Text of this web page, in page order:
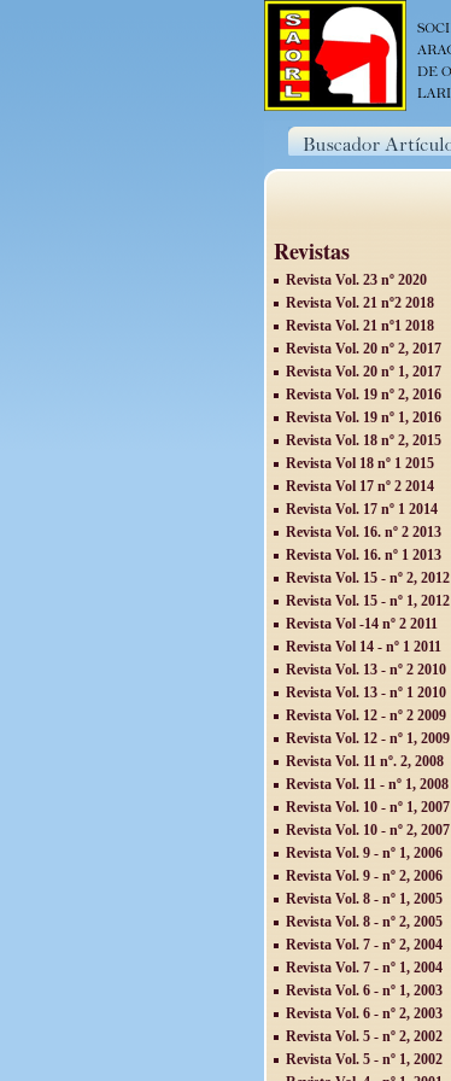
Revistas
Revista Vol. 23 nº 2020
Revista Vol. 21 nº2 2018
Revista Vol. 21 nº1 2018
Revista Vol. 20 nº 2, 2017
Revista Vol. 20 nº 1, 2017
Revista Vol. 19 nº 2, 2016
Revista Vol. 19 nº 1, 2016
Revista Vol. 18 nº 2, 2015
Revista Vol 18 nº 1 2015
Revista Vol 17 nº 2 2014
Revista Vol. 17 nº 1 2014
Revista Vol. 16. nº 2 2013
Revista Vol. 16. nº 1 2013
Revista Vol. 15 - nº 2, 2012
Revista Vol. 15 - nº 1, 2012
Revista Vol -14 nº 2 2011
Revista Vol 14 - nº 1 2011
Revista Vol. 13 - nº 2 2010
Revista Vol. 13 - nº 1 2010
Revista Vol. 12 - nº 2 2009
Revista Vol. 12 - nº 1, 2009
Revista Vol. 11 nº. 2, 2008
Revista Vol. 11 - nº 1, 2008
Revista Vol. 10 - nº 1, 2007
Revista Vol. 10 - nº 2, 2007
Revista Vol. 9 - nº 1, 2006
Revista Vol. 9 - nº 2, 2006
Revista Vol. 8 - nº 1, 2005
Revista Vol. 8 - nº 2, 2005
Revista Vol. 7 - nº 2, 2004
Revista Vol. 7 - nº 1, 2004
Revista Vol. 6 - nº 1, 2003
Revista Vol. 6 - nº 2, 2003
Revista Vol. 5 - nº 2, 2002
Revista Vol. 5 - nº 1, 2002